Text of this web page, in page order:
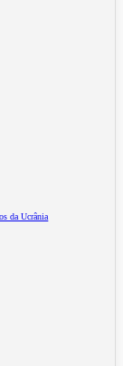
da Ucrânia